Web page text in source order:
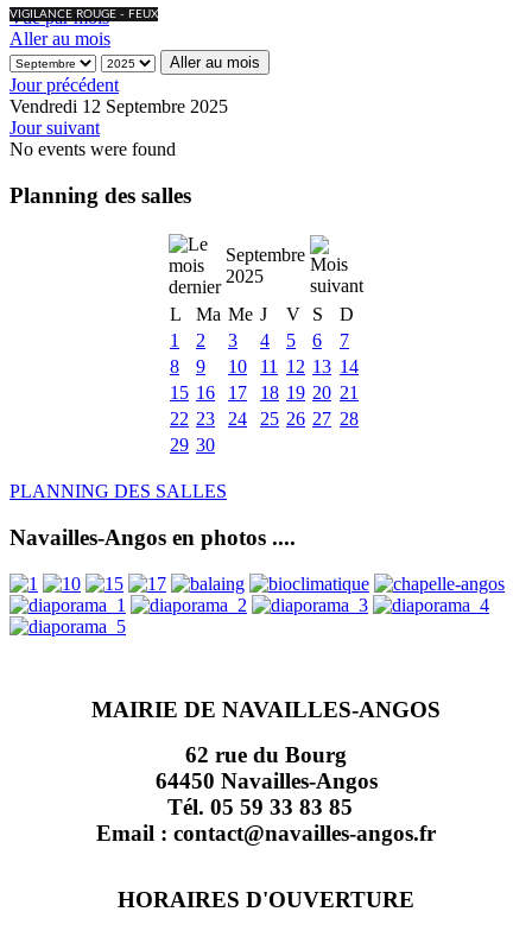
VIGILANCE ROUGE - FEUX
Vue par mois
Aller au mois
Aller au mois
Jour précédent
Vendredi 12 Septembre 2025
Jour suivant
No events were found
Planning des salles
Septembre
2025
L
Ma Me J V S
D
1
2 3 4 5 6
7
8
9 10 11 12 13 14
15 16 17 18 19 20 21
22 23 24 25 26 27 28
29 30
PLANNING DES SALLES
Navailles-Angos en photos ....
MAIRIE DE NAVAILLES-ANGOS
62 rue du Bourg
64450 Navailles-Angos
Tél. 05 59 33 83 85
Email : contact@navailles-angos.fr
HORAIRES D'OUVERTURE